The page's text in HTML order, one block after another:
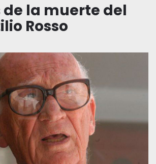
de la muerte del
Rosso